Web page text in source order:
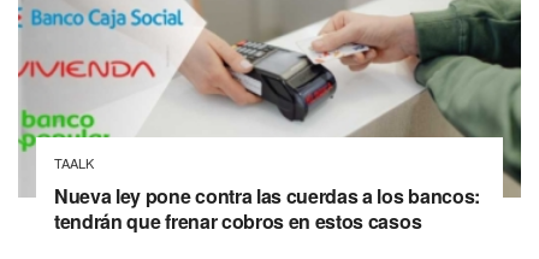
TAALK
Nueva ley pone contra las cuerdas a los bancos:
tendrán que frenar cobros en estos casos